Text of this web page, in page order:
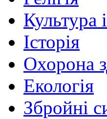
Культура
Історія
Охорона
Екологія
Збройні